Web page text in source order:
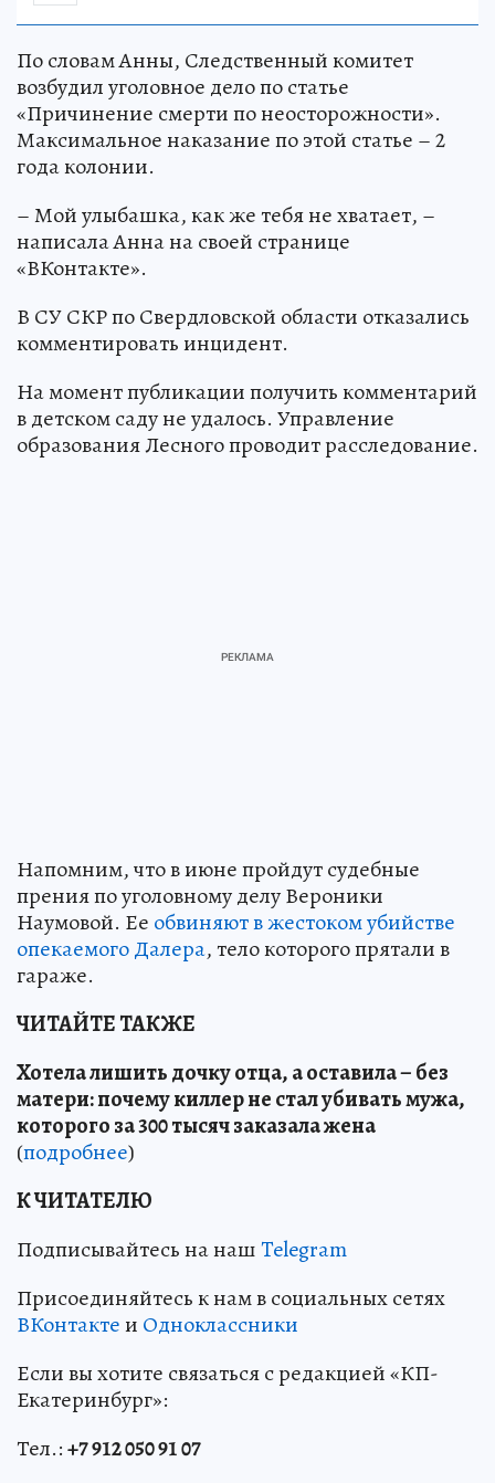
По словам Анны, Следственный комитет
возбудил уголовное дело по статье
«Причинение смерти по неосторожности».
Максимальное наказание по этой статье – 2
года колонии.
– Мой улыбашка, как же тебя не хватает, –
написала Анна на своей странице
«ВКонтакте».
В СУ СКР по Свердловской области отказались
комментировать инцидент.
На момент публикации получить комментарий
в детском саду не удалось. Управление
образования Лесного проводит расследование.
Напомним, что в июне пройдут судебные
прения по уголовному делу Вероники
Наумовой. Ее обвиняют в жестоком убийстве
опекаемого Далера, тело которого прятали в
гараже.
ЧИТАЙТЕ ТАКЖЕ
Хотела лишить дочку отца, а оставила – без
матери: почему киллер не стал убивать мужа,
которого за 300 тысяч заказала жена
(подробнее)
К ЧИТАТЕЛЮ
Подписывайтесь на нашTelegram
Присоединяйтесь к нам в социальных сетях
ВКонтактеи Одноклассники
Если вы хотите связаться с редакцией «КП-
Екатеринбург»:
Тел.:+7 912 050 91 07